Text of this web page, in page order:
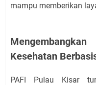
mampu memberikan
Kesehatan
PAFI Pulau Kisar